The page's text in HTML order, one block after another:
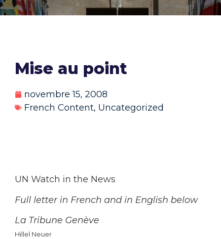
Mise au point
novembre 15, 2008
French Content, Uncategorized
UN Watch in the News
Full letter in French and in English below
La Tribune Genève
Hillel Neuer